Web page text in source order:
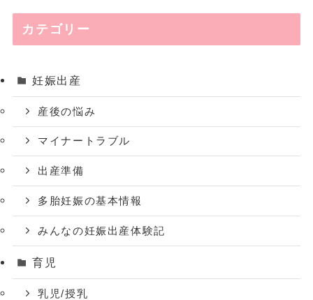
カテゴリー
妊娠出産
産後の悩み
マイナートラブル
出産準備
多胎妊娠の基本情報
みんなの妊娠出産体験記
育児
乳児/授乳